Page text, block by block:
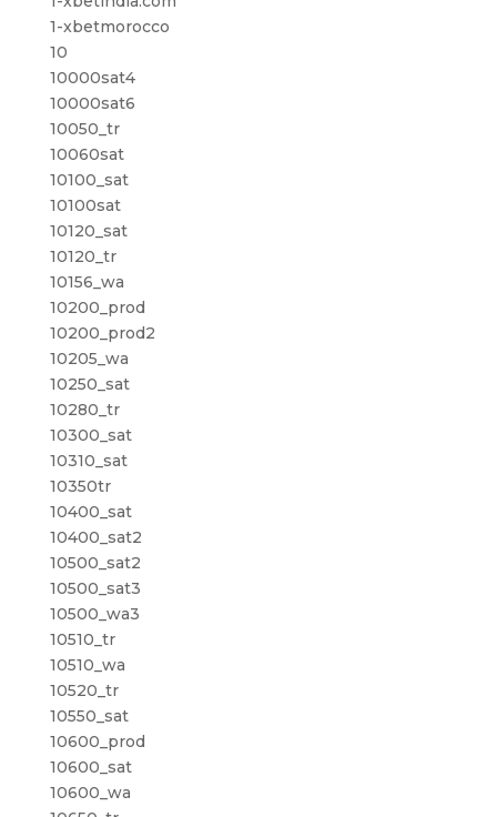
1-xbetmorocco
10
10000sat4
10000sat6
10050_tr
10060sat
10100_sat
10100sat
10120_sat
10120_tr
10156_wa
10200_prod
10200_prod2
10205_wa
10250_sat
10280_tr
10300_sat
10310_sat
10350tr
10400_sat
10400_sat2
10500_sat2
10500_sat3
10500_wa3
10510_tr
10510_wa
10520_tr
10550_sat
10600_prod
10600_sat
10600_wa